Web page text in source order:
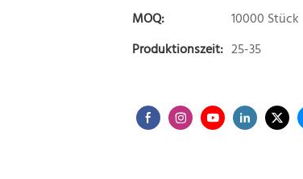
MOQ:
10000 Stück
Produktionszeit: 25-35